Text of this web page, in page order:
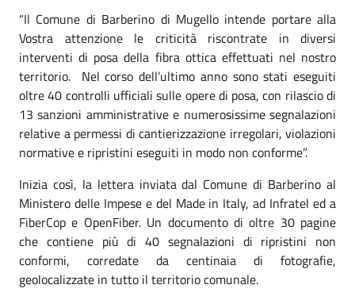
“Il Comune di Barberino di Mugello intende portare alla
Vostra attenzione le criticità riscontrate in diversi
interventi di posa della fibra ottica effettuati nel nostro
territorio.
Nel corso dell’ultimo anno sono stati eseguiti
oltre 40 controlli ufficiali sulle opere di posa, con rilascio di
13 sanzioni amministrative e numerosissime segnalazioni
relative a permessi di cantierizzazione irregolari, violazioni
normative e ripristini eseguiti in modo non conforme”.​
Inizia così, la lettera inviata dal Comune di Barberino al
Ministero delle Impese e del Made in Italy, ad Infratel ed a
FiberCop e OpenFiber. Un documento di oltre 30 pagine
che contiene più di 40 segnalazioni di ripristini non
conformi, corredate da centinaia di fotografie,
geolocalizzate in tutto il territorio comunale.